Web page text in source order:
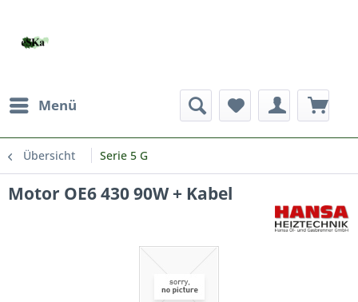
Menü
Übersicht Serie 5 G
Motor OE6 430 90W + Kabel